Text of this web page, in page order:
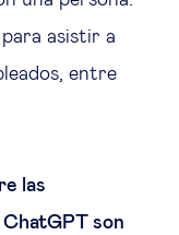
asistir a
entre
las
son